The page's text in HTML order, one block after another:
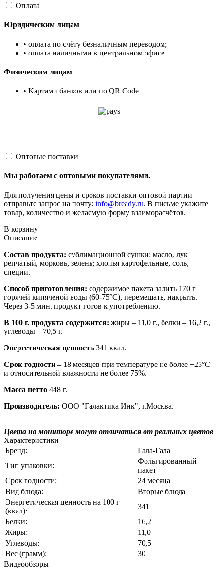
Оплата
Юридическим лицам
• оплата по счёту безналичным переводом;
• оплата наличными в центральном офисе.
Физическим лицам
• Kартами банков или по QR Code
Оптовые поставки
Мы работаем с оптовыми покупателями.
Для получения цены и сроков поставки оптовой партии
отправьте запрос на почту: info@bready.ru. В письме укажите
товар, количество и желаемую форму взаиморасчётов.
В корзину
Описание
Состав продукта: сублимационной сушки: масло, лук
репчатый, морковь, зелень; хлопья картофельные, соль,
специи.
Способ приготовления: содержимое пакета залить 170 г
горячей кипяченой воды (60-75°С), перемешать, накрыть.
Через 3-5 мин. продукт готов к употреблению.
В 100 г. продукта содержится: жиры – 11,0 г., белки – 16,2 г.,
углеводы – 70,5 г.
Энергетическая ценность 341 ккал.
Срок годности – 18 месяцев при температуре не более +25°С
и относительной влажности не более 75%.
Масса нетто 448 г.
Производитель: ООО "Галактика Инк", г.Москва.
Цвета на мониторе могут отличаться от реальных цветов
Характеристики
Бренд:
Гала-Гала
Тип упаковки:
Фольгированный
пакет
Срок годности:
24 месяца
Вид блюда:
Вторые блюда
Энергетическая ценность на 100 г
(ккал):
341
Белки:
16,2
Жиры:
11,0
Углеводы:
70,5
Вес (грамм):
30
Видеообзоры